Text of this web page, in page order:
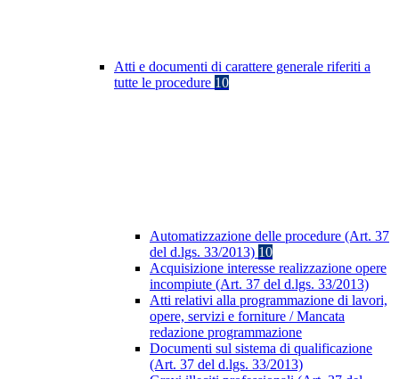
Atti e documenti di carattere generale riferiti a
tutte le procedure 10
Automatizzazione delle procedure (Art. 37
del d.lgs. 33/2013) 10
Acquisizione interesse realizzazione opere
incompiute (Art. 37 del d.lgs. 33/2013)
Atti relativi alla programmazione di lavori,
opere, servizi e forniture / Mancata
redazione programmazione
Documenti sul sistema di qualificazione
(Art. 37 del d.lgs. 33/2013)